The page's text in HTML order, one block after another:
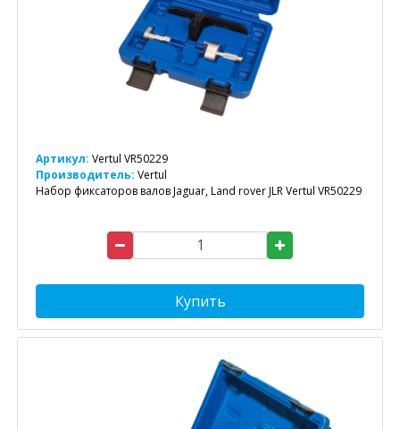
Артикул: Vertul VR50229
Производитель: Vertul
Набор фиксаторов валов Jaguar, Land rover JLR Vertul VR50229
Купить